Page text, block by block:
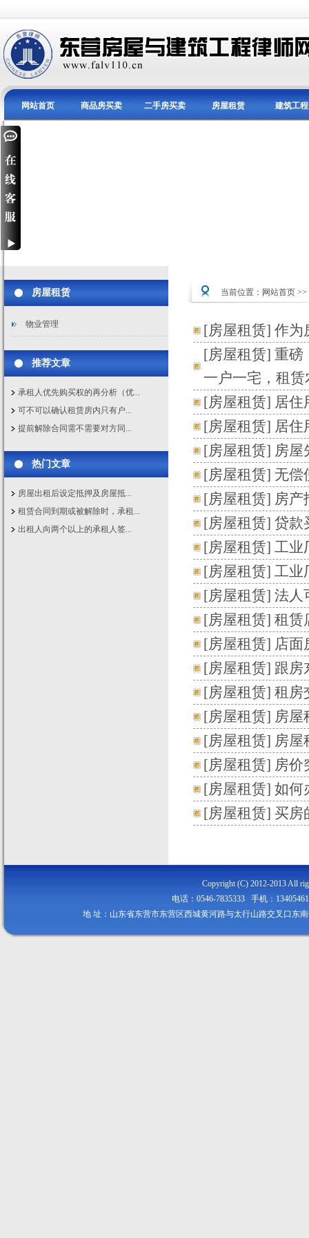
网站首页 商品房买卖 二手房买卖 房屋租赁 建筑工程
房屋租赁
物业管理
推荐文章
承租人优先购买权的再分析（优...
可不可以确认租赁房内只有户...
提前解除合同需不需要对方同...
热门文章
房屋出租后设定抵押及房屋抵...
租赁合同到期或被解除时，承租...
出租人向两个以上的承租人签...
当前位置： 网站首页 >>
[房屋租赁] 作为
[房屋租赁] 重磅
一户一宅，租
[房屋租赁] 居住
[房屋租赁] 居住
[房屋租赁] 房屋
[房屋租赁] 无偿
[房屋租赁] 房产
[房屋租赁] 贷款
[房屋租赁] 工业
[房屋租赁] 工业
[房屋租赁] 法人
[房屋租赁] 租赁
[房屋租赁] 店面
[房屋租赁] 跟房
[房屋租赁] 租房
[房屋租赁] 房屋
[房屋租赁] 房屋
[房屋租赁] 房价
[房屋租赁] 如何
[房屋租赁] 买房
Copyright (C) 2012-2013 All
电话：0546-7835333 手机：
地 址：山东省东营市东营区西城黄河路与太行山路交叉口东